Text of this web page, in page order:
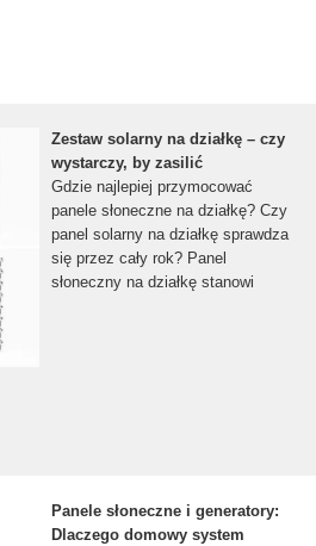
Zestaw solarny na działkę – czy
wystarczy, by zasilić
Gdzie najlepiej przymocować
panele słoneczne na działkę? Czy
panel solarny na działkę sprawdza
się przez cały rok? Panel
słoneczny na działkę stanowi
Panele słoneczne i generatory:
Dlaczego domowy system